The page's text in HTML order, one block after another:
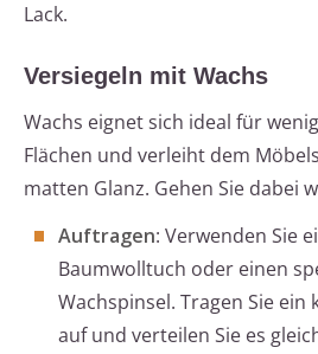
Lack.
Versiegeln mit Wachs
Wachs eignet sich ideal für
Flächen und verleiht dem
matten Glanz. Gehen Sie dabei
Auftragen: Verwenden Sie
Baumwolltuch oder einen
Wachspinsel. Tragen Sie ein
auf und verteilen Sie es